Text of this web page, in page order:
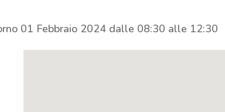
01 Febbraio 2024 dalle 08:30 alle 12:30